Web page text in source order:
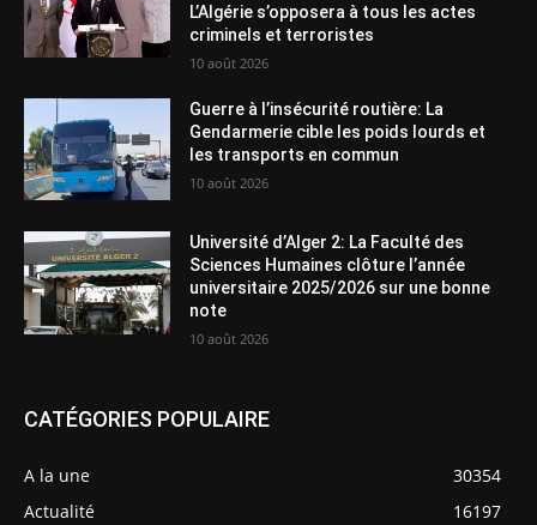
L’Algérie s’opposera à tous les actes
criminels et terroristes
10 août 2026
Guerre à l’insécurité routière: La
Gendarmerie cible les poids lourds et
les transports en commun
10 août 2026
Université d’Alger 2: La Faculté des
Sciences Humaines clôture l’année
universitaire 2025/2026 sur une bonne
note
10 août 2026
CATÉGORIES POPULAIRE
A la une
30354
Actualité
16197